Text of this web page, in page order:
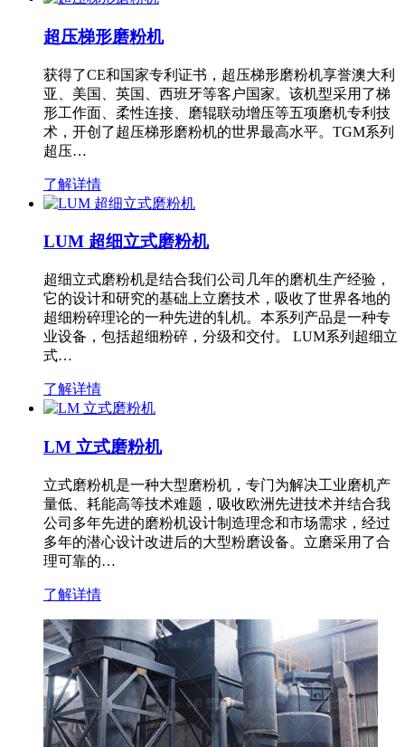
超压梯形磨粉机
获得了CE和国家专利证书，超压梯形磨粉机享誉澳大利
亚、美国、英国、西班牙等客户国家。该机型采用了梯
形工作面、柔性连接、磨辊联动增压等五项磨机专利技
术，开创了超压梯形磨粉机的世界最高水平。TGM系列
超压…
了解详情
LUM 超细立式磨粉机
超细立式磨粉机是结合我们公司几年的磨机生产经验，
它的设计和研究的基础上立磨技术，吸收了世界各地的
超细粉碎理论的一种先进的轧机。本系列产品是一种专
业设备，包括超细粉碎，分级和交付。 LUM系列超细立
式…
了解详情
LM 立式磨粉机
立式磨粉机是一种大型磨粉机，专门为解决工业磨机产
量低、耗能高等技术难题，吸收欧洲先进技术并结合我
公司多年先进的磨粉机设计制造理念和市场需求，经过
多年的潜心设计改进后的大型粉磨设备。立磨采用了合
理可靠的…
了解详情